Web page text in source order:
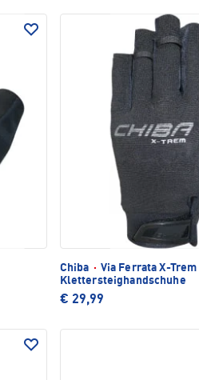
Chiba · Via Ferrata X-Trem
Klettersteighandschuhe
€ 29,99